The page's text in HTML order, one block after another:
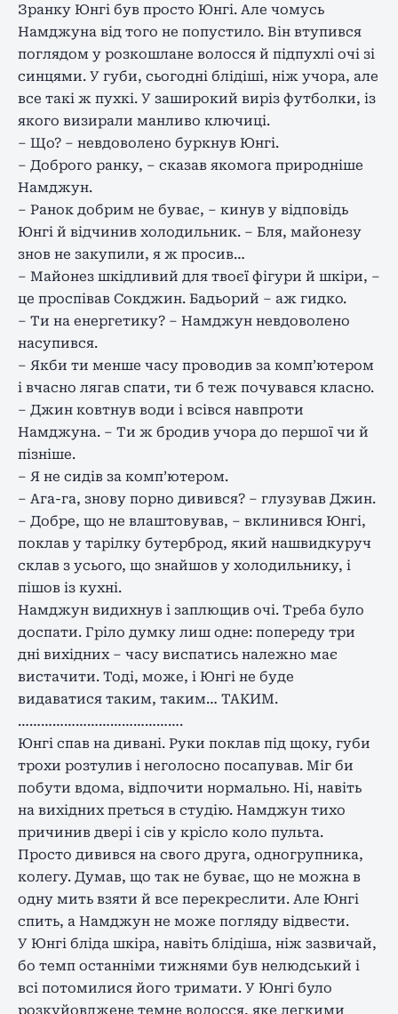
Зранку Юнгі був просто Юнгі. Але чомусь
Намджуна від того не попустило. Він втупився
поглядом у розкошлане волосся й підпухлі очі зі
синцями. У губи, сьогодні блідіші, ніж учора, але
все такі ж пухкі. У заширокий виріз футболки, із
якого визирали манливо ключиці.
– Що? – невдоволено буркнув Юнгі.
– Доброго ранку, – сказав якомога природніше
Намджун.
– Ранок добрим не буває, – кинув у відповідь
Юнгі й відчинив холодильник. – Бля, майонезу
знов не закупили, я ж просив…
– Майонез шкідливий для твоєї фігури й шкіри, –
це проспівав Сокджин. Бадьорий – аж гидко.
– Ти на енергетику? – Намджун невдоволено
насупився.
– Якби ти менше часу проводив за комп’ютером
і вчасно лягав спати, ти б теж почувався класно.
– Джин ковтнув води і всівся навпроти
Намджуна. – Ти ж бродив учора до першої чи й
пізніше.
– Я не сидів за комп’ютером.
– Ага-га, знову порно дивився? – глузував Джин.
– Добре, що не влаштовував, – вклинився Юнгі,
поклав у тарілку бутерброд, який нашвидкуруч
склав з усього, що знайшов у холодильнику, і
пішов із кухні.
Намджун видихнув і заплющив очі. Треба було
доспати. Гріло думку лиш одне: попереду три
дні вихідних – часу виспатись належно має
вистачити. Тоді, може, і Юнгі не буде
видаватися таким, таким… ТАКИМ.
…………………………………….
Юнгі спав на дивані. Руки поклав під щоку, губи
трохи розтулив і неголосно посапував. Міг би
побути вдома, відпочити нормально. Ні, навіть
на вихідних преться в студію. Намджун тихо
причинив двері і сів у крісло коло пульта.
Просто дивився на свого друга, одногрупника,
колегу. Думав, що так не буває, що не можна в
одну мить взяти й все перекреслити. Але Юнгі
спить, а Намджун не може погляду відвести.
У Юнгі бліда шкіра, навіть блідіша, ніж зазвичай,
бо темп останніми тижнями був нелюдський і
всі потомилися його тримати. У Юнгі було
розкуйовджене темне волосся, яке легкими